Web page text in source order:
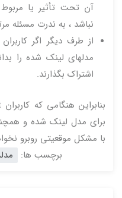
آن تحت تأثیر یا
نباشد ، به ندرت مسئله
مدلهای لینک شده را
اشتراک بگذارند.
برای مدل لینک شده و
با مشکل موقعیتی روبرو
برچسب ها: